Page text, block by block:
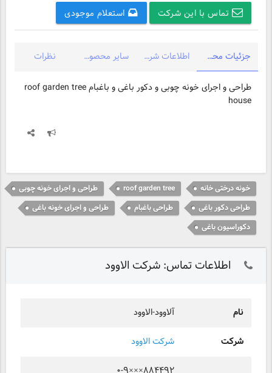
تماس با این شرکت استعلام موجودی
جزئیات محصول اطلاعات شرکت سایر محصولات شرکت نظرات
طراحی و اجرای خونه چوبی و دکور باغی و باغبام roof garden tree
house
خونه درختی خانه roof garden tree
طراحی و اجرای خونه چوبی
طراحی دکور باغی
طراحی باغبام
طراحی و اجرای خونه باغی
دکوراسیون باغی
اطلاعات تماس: شرکت الاوود
نام آلاوود-الاوود
شرکت شرکت الاوود